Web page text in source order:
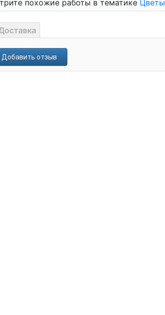
похожие работы в тематике Цветы
Добавить отзыв